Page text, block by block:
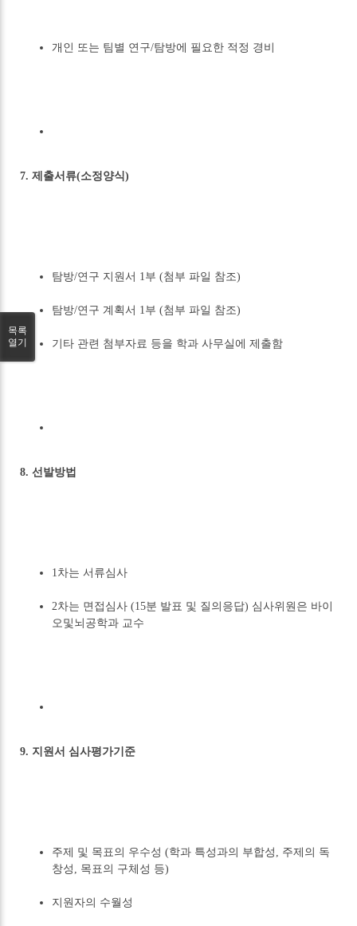
개인 또는 팀별 연구/탐방에 필요한 적정 경비
7. 제출서류(소정양식)
탐방/연구 지원서 1부 (첨부 파일 참조)
탐방/연구 계획서 1부 (첨부 파일 참조)
기타 관련 첨부자료 등을 학과 사무실에 제출함
8. 선발방법
1차는 서류심사
2차는 면접심사 (15분 발표 및 질의응답) 심사위원은 바이
오및뇌공학과 교수
9. 지원서 심사평가기준
주제 및 목표의 우수성 (학과 특성과의 부합성, 주제의 독
창성, 목표의 구체성 등)
지원자의 수월성
목록
열기